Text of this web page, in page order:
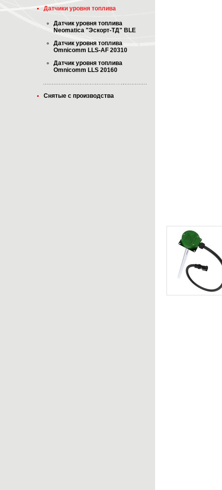
Датчики уровня топлива
Датчик уровня топлива
Neomatica "Эскорт-ТД" BLE
Датчик уровня топлива
Omnicomm LLS-AF 20310
Датчик уровня топлива
Omnicomm LLS 20160
Снятые с производства